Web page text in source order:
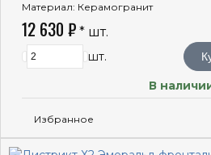
Материал: Керамогранит
12 630 ₽ * шт.
шт.
В
Избранное